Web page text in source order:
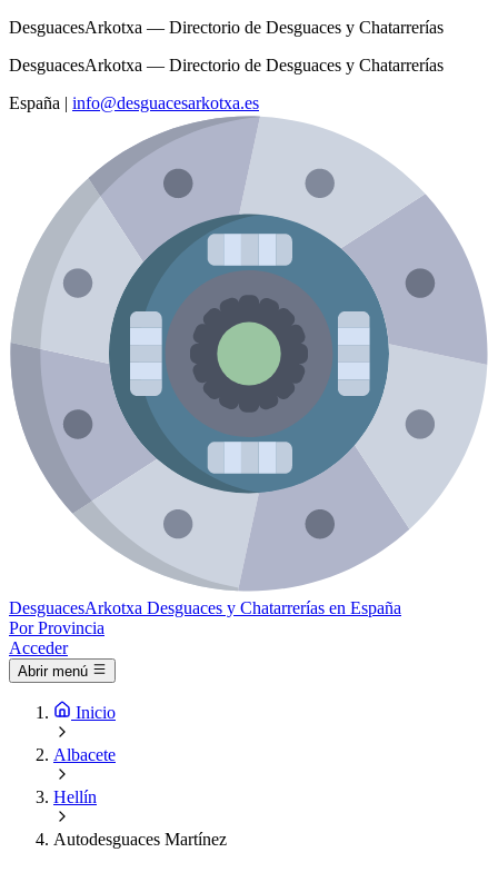
DesguacesArkotxa — Directorio de Desguaces y Chatarrerías
DesguacesArkotxa — Directorio de Desguaces y Chatarrerías
España | info@desguacesarkotxa.es
DesguacesArkotxa Desguaces y Chatarrerías en España
Por Provincia
Acceder
Abrir menú
Inicio
Albacete
Hellín
Autodesguaces Martínez